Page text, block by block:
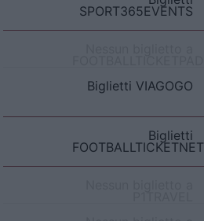
SPORT365EVENTS
Biglietti VIAGOGO
Biglietti
FOOTBALLTICKETNET